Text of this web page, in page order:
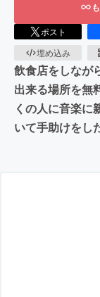
ポスト
埋め込み
飲食店をしなが
出来る場所を無
くの人に音楽に
いて手助けをし